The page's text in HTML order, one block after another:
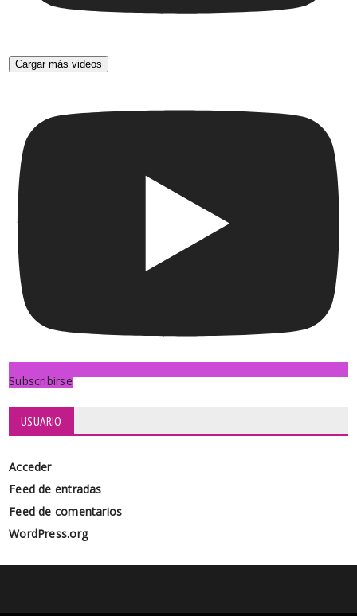
Cargar más videos
Subscribirse
USUARIO
Acceder
Feed de entradas
Feed de comentarios
WordPress.org